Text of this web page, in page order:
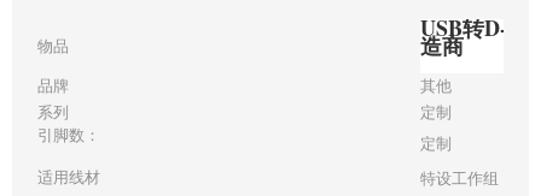
物品
USB转D-
造商
品牌
其他
系列
定制
引脚数：
定制
适用线材
特设工作组 28